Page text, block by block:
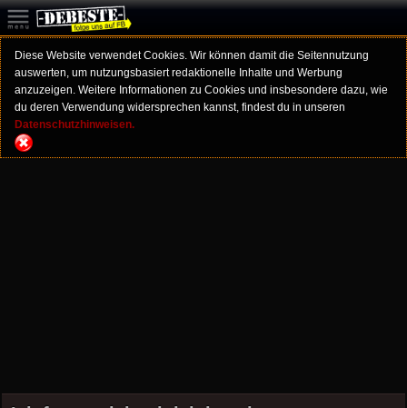
Diese Website verwendet Cookies. Wir können damit die Seitennutzung
auswerten, um nutzungsbasiert redaktionelle Inhalte und Werbung
anzuzeigen. Weitere Informationen zu Cookies und insbesondere dazu, wie
du deren Verwendung widersprechen kannst, findest du in unseren
Datenschutzhinweisen.